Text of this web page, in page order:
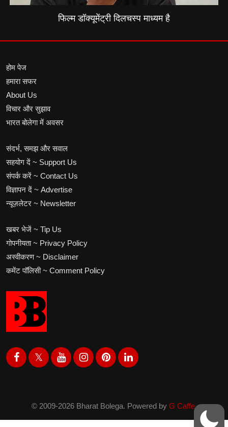
फिल्म डॉक्यूमेंट्री दिलचस्प माध्यम है
होम पेज
हमारा सफर
About Us
विचार और सुझाव
भारत बोलेगा में अवसर
संदर्भ, समझ और सवाल
सहयोग दें ~ Support Us
संपर्क करें ~ Contact Us
विज्ञापन दें ~ Advertise
न्यूज़लेटर ~ Newsletter
खबर भेजें ~ Tip Us
गोपनीयता ~ Privacy Policy
अस्वीकरण ~ Disclaimer
कमेंट पॉलिसी ~ Comment Policy
© 2009-2026 Bharat Bolega. Powered by G Caffe.